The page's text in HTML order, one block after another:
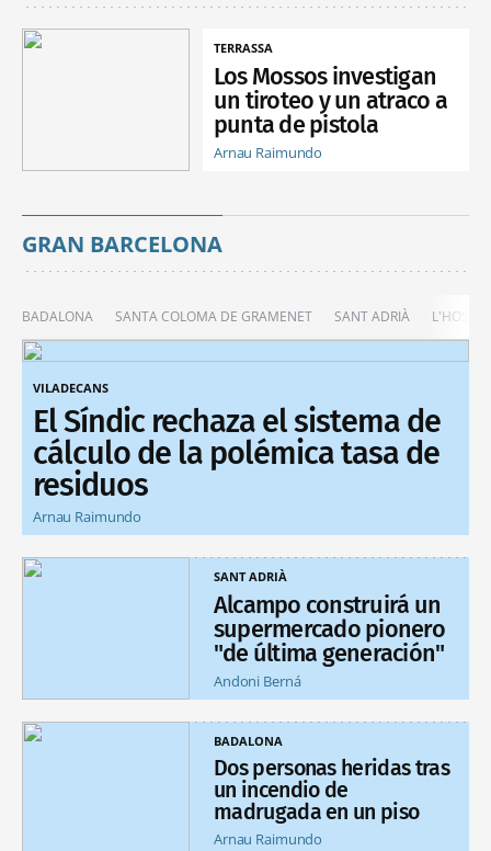
TERRASSA
Los Mossos investigan
un tiroteo y un atraco a
punta de pistola
Arnau Raimundo
GRAN BARCELONA
BADALONA SANTA COLOMA DE GRAMENET SANT ADRIÀ
VILADECANS
El Síndic rechaza el sistema de
cálculo de la polémica tasa de
residuos
Arnau Raimundo
SANT ADRIÀ
Alcampo construirá un
supermercado pionero
"de última generación"
Andoni Berná
BADALONA
Dos personas heridas tras
un incendio de
madrugada en un piso
Arnau Raimundo